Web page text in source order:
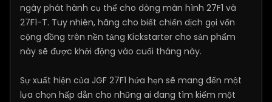
ngày phát hành cụ thể cho dòng màn hình 27F1 và
27F1-T. Tuy nhiên, hãng cho biết chiến dịch gọi vốn
cộng đồng trên nền tảng Kickstarter cho sản phẩm
này sẽ được khởi động vào cuối tháng này.
Sự xuất hiện của JGF 27F1 hứa hẹn sẽ mang đến một
lựa chọn hấp dẫn cho những ai đang tìm kiếm một